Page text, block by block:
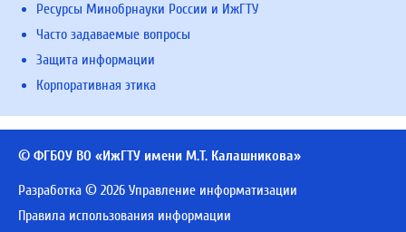
Ресурсы Минобрнауки России и ИжГТУ
Часто задаваемые вопросы
Защита информации
Корпоративная этика
© ФГБОУ ВО «ИжГТУ имени М.Т. Калашникова»
Разработка © 2026 Управление информатизации
Правила использования информации